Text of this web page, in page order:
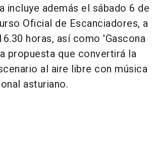
incluye además el sábado 6 de
Oficial de Escanciadores, a
horas, así como 'Gascona
propuesta que convertirá la
al aire libre con música
asturiano.